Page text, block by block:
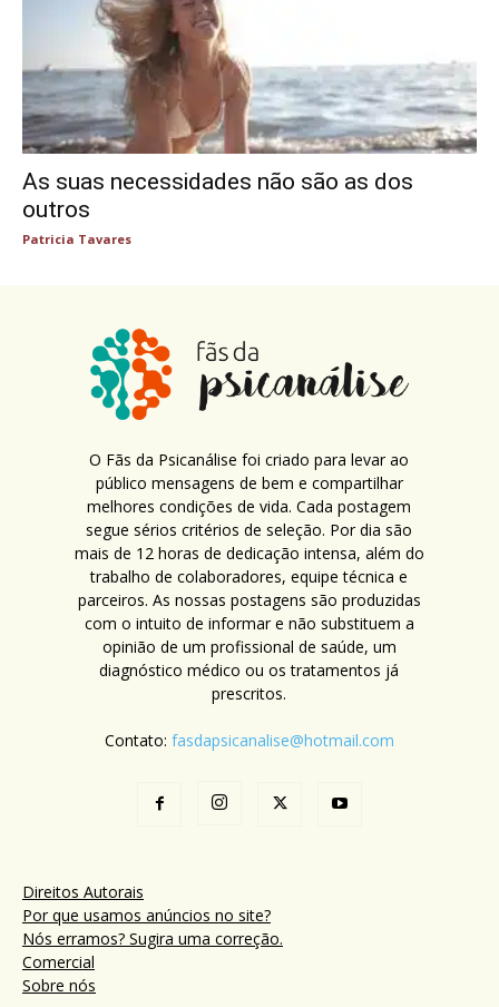
As suas necessidades não são as dos
outros
Patricia Tavares
O Fãs da Psicanálise foi criado para levar ao
público mensagens de bem e compartilhar
melhores condições de vida. Cada postagem
segue sérios critérios de seleção. Por dia são
mais de 12 horas de dedicação intensa, além do
trabalho de colaboradores, equipe técnica e
parceiros. As nossas postagens são produzidas
com o intuito de informar e não substituem a
opinião de um profissional de saúde, um
diagnóstico médico ou os tratamentos já
prescritos.
Contato: fasdapsicanalise@hotmail.com
Direitos Autorais
Por que usamos anúncios no site?
Nós erramos? Sugira uma correção.
Comercial
Sobre nós